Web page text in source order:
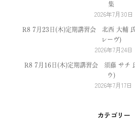
集
2026年7月30日
R8 7月23日(木)定期講習会 北西 大輔
レーヴ)
2026年7月24日
R8 7月16日(木)定期講習会 須藤 サチ
ウ)
2026年7月17日
カテゴリー